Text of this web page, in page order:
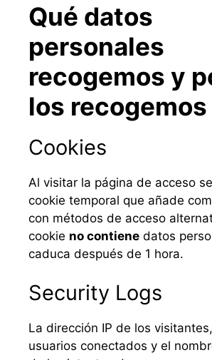
Qué datos
personales
recogemos y
los recogemos
Cookies
Al visitar la página de acceso
cookie temporal que añade
con métodos de acceso
cookie no contiene datos
caduca después de 1 hora.
Security Logs
La dirección IP de los
usuarios conectados y el